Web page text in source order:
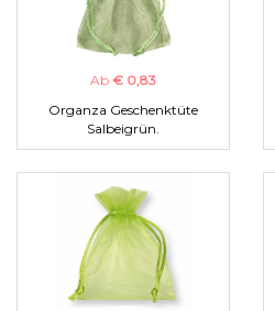
Ab € 0,83
Organza Geschenktüte
Salbeigrün.